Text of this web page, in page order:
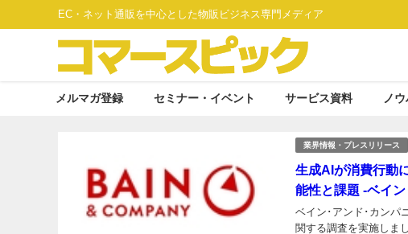
EC・ネット通販を中心とした物販ビジネス専門メディア
メルマガ登録 セミナー・イベント サービス資料 ノ
業界情報・プレスリリース
生成AIが消費行動
能性と課題 -ベイ
ベイン･アンド･カンパ
関する調査を実施しま